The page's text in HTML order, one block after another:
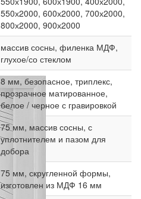
550х2000, 600х2000, 700х2000,
800х2000, 900х2000
массив сосны, филенка МДФ,
глухое/со стеклом
8 мм, безопасное, триплекс,
прозрачное матированное,
белое / черное с гравировкой
75 мм, массив сосны, с
уплотнителем и пазом для
добора
75 мм, скругленной формы,
изготовлен из МДФ 16 мм